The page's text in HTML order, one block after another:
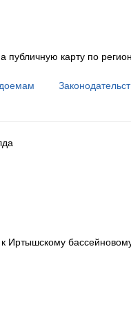
публичную карту по
Иртышскому